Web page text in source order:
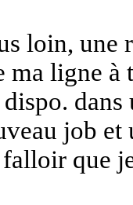
loin, une
ma ligne
job
que